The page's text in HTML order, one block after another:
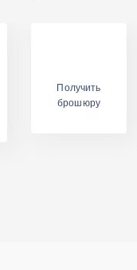
Получить
брошюру